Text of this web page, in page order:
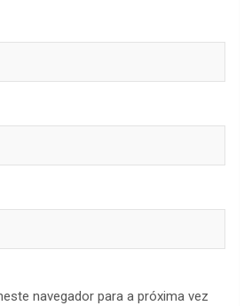
navegador para a próxima vez